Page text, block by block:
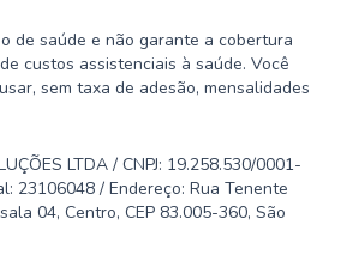
de saúde e não garante a cobertura
custos assistenciais à saúde. Você
sem taxa de adesão, mensalidades
LTDA / CNPJ: 19.258.530/0001-
23106048 / Endereço: Rua Tenente
04, Centro, CEP 83.005-360, São